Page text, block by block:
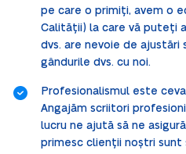
pe care o primiți, avem o
Calității) la care vă puteți
dvs. are nevoie de ajustări
gândurile dvs. cu noi.
Profesionalismul este
Angajăm scriitori
lucru ne ajută să ne
primesc clienții noștri sunt